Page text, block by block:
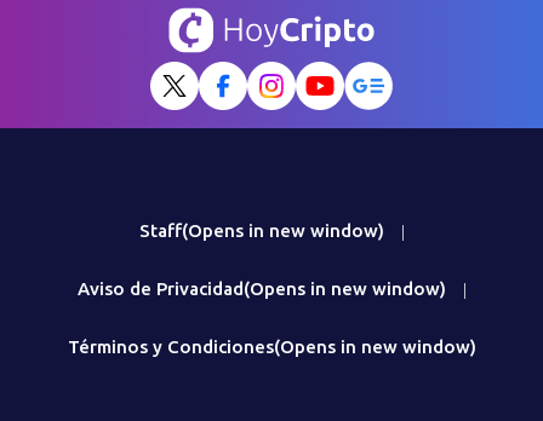
Staff(Opens in new window) |
Aviso de Privacidad(Opens in new window) |
Términos y Condiciones(Opens in new window)